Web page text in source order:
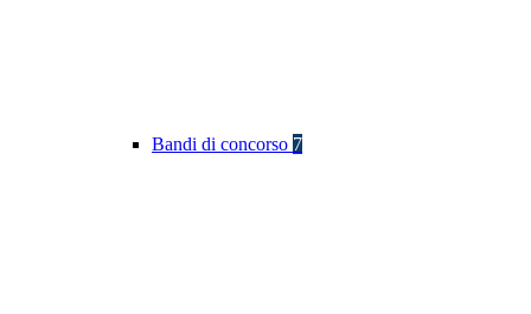
Bandi di concorso 7